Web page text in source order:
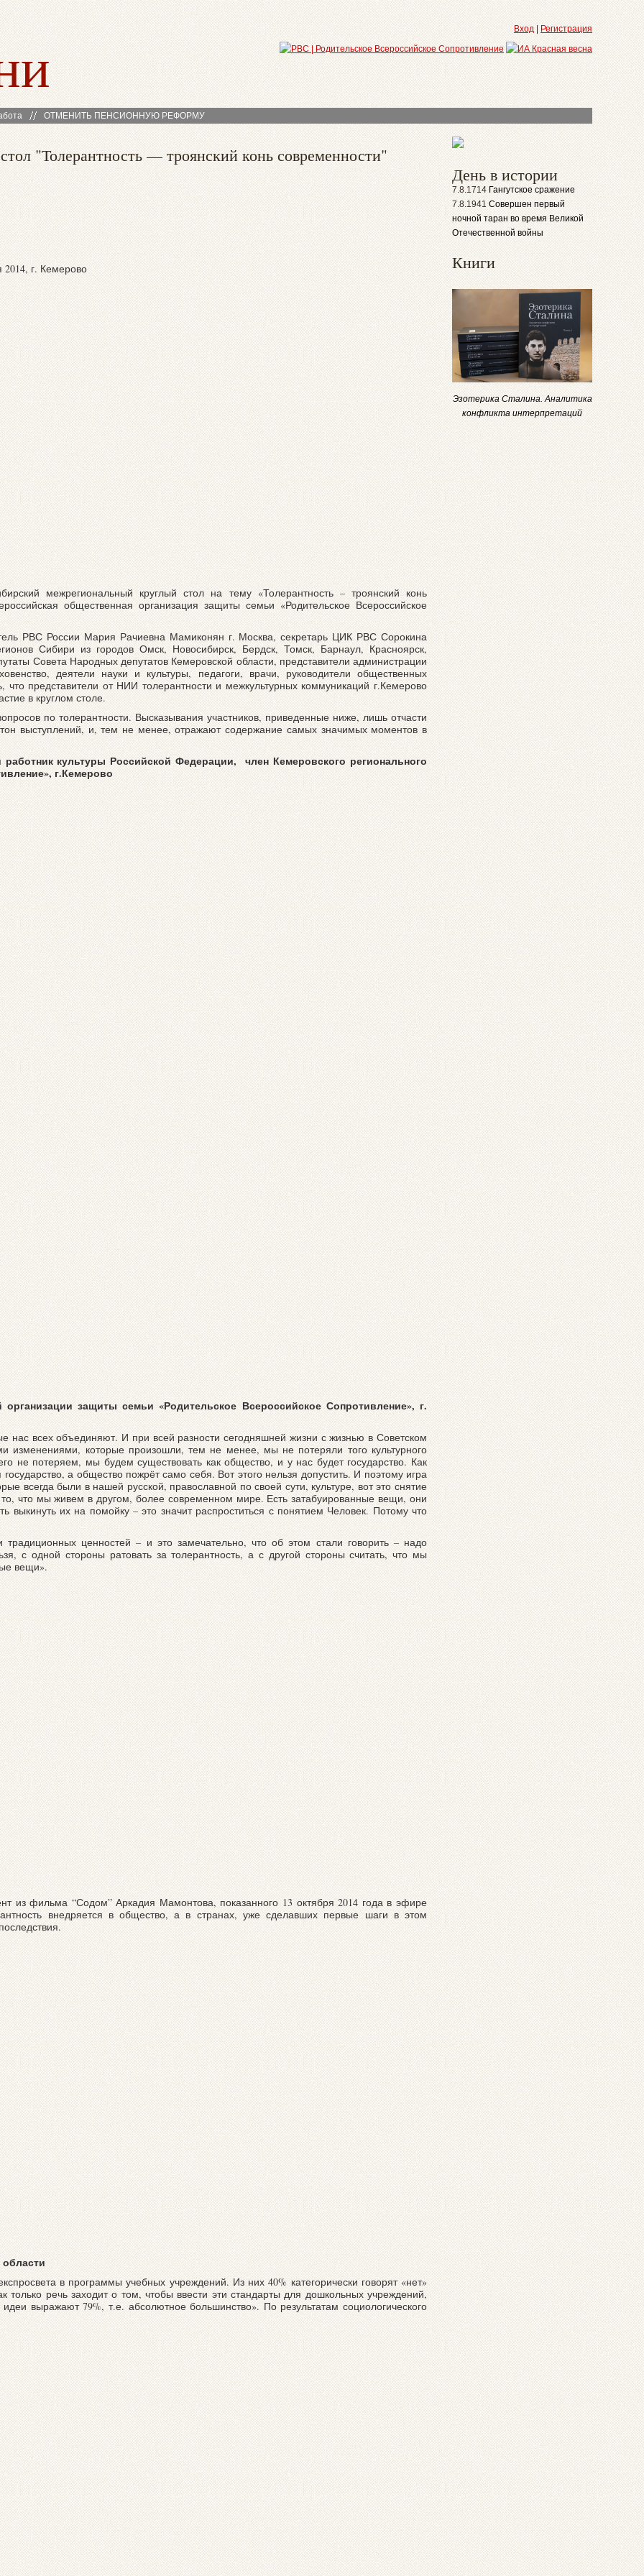
Вход Регистрация
ОТМЕНИТЬ ПЕНСИОННУЮ РЕФОРМУ
"Толерантность — троянский конь современности"
г. Кемерово
межрегиональный круглый стол на тему «Толерантность – троянский конь
общественная организация защиты семьи «Родительское Всероссийское
РВС России Мария Рачиевна Мамиконян г. Москва, секретарь ЦИК РВС Сорокина
Сибири из городов Омск, Новосибирск, Бердск, Томск, Барнаул, Красноярск,
Совета Народных депутатов Кемеровской области, представители администрации
деятели науки и культуры, педагоги, врачи, руководители общественных
что представители от НИИ толерантности и межкультурных коммуникаций г.Кемерово
в круглом столе.
по толерантности. Высказывания участников, приведенные ниже, лишь отчасти
выступлений, и, тем не менее, отражают содержание самых значимых моментов в
культуры Российской Федерации, член Кемеровского регионального
г.Кемерово
защиты семьи «Родительское Всероссийское Сопротивление», г.
нас всех объединяют. И при всей разности сегодняшней жизни с жизнью в Советском
изменениями, которые произошли, тем не менее, мы не потеряли того культурного
не потеряем, мы будем существовать как общество, и у нас будет государство. Как
а общество пожрёт само себя. Вот этого нельзя допустить. И поэтому игра
всегда были в нашей русской, православной по своей сути, культуре, вот это снятие
что мы живем в другом, более современном мире. Есть затабуированные вещи, они
выкинуть их на помойку – это значит распроститься с понятием Человек. Потому что
ценностей – и это замечательно, что об этом стали говорить – надо
с одной стороны ратовать за толерантность, а с другой стороны считать, что мы
вещи».
из фильма “Содом” Аркадия Мамонтова, показанного 13 октября 2014 года в эфире
внедряется в общество, а в странах, уже сделавших первые шаги в этом
в программы учебных учреждений. Из них 40% категорически говорят «нет»
речь заходит о том, чтобы ввести эти стандарты для дошкольных учреждений,
выражают 79%, т.е. абсолютное большинство». По результатам социологического
День в истории
7.8.1714 Гангутское сражение
7.8.1941 Совершен первый
ночной таран во время Великой
Отечественной войны
Книги
Эзотерика Сталина. Аналитика
конфликта интерпретаций